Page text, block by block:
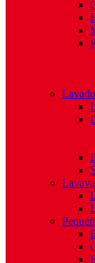
Lavado